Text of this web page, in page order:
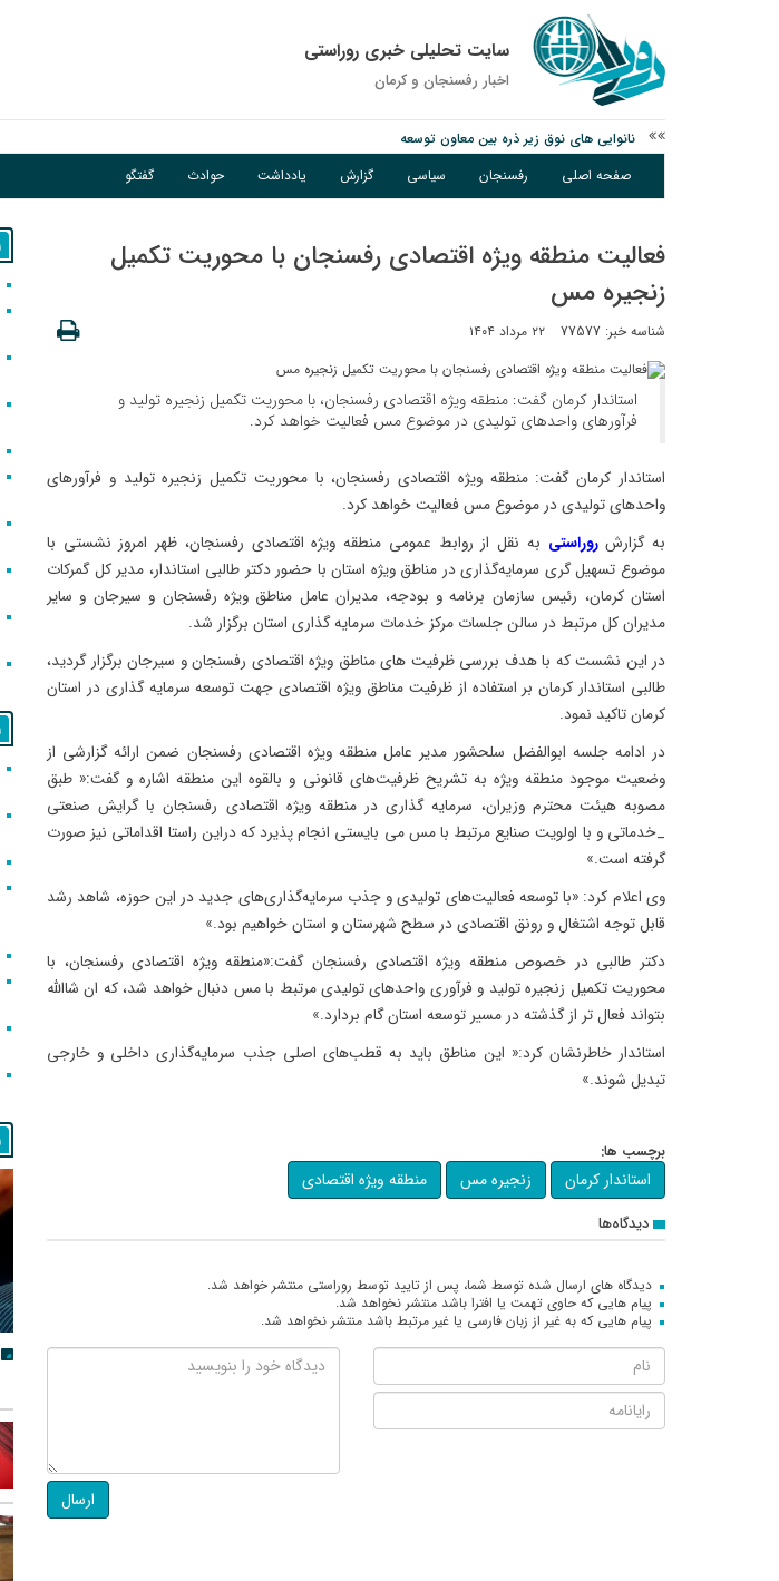
سایت تحلیلی خبری روراستی
اخبار رفسنجان و كرمان
نانوایی های نوق زیر ذره بین معاون توسعه
وزارت اطلاعات: ۲۱ مزدور موساد و ۴ شرور مسلح در کرمان بازداشت شدند
توقیف خودروی حامل چوب جنگلی تاغ در رفسنجان
صفحه اصلی رفسنجان سیاسی گزارش یادداشت حوادث گفتگو
فعالیت منطقه ویژه اقتصادی رفسنجان با محوریت تکمیل
زنجیره مس
شناسه خبر: 77577 ۲۲ مرداد ۱۴۰۴
استاندار کرمان گفت: منطقه ویژه اقتصادی رفسنجان، با محوریت تکمیل زنجیره تولید و
فرآورهای واحدهای تولیدی در موضوع مس فعالیت خواهد‌ کرد.
استاندار کرمان گفت: منطقه ویژه اقتصادی رفسنجان، با محوریت تکمیل زنجیره تولید و فرآورهای
واحدهای تولیدی در موضوع مس فعالیت خواهد‌ کرد.
به گزارشروراستی به نقل از روابط عمومی منطقه ویژه اقتصادی رفسنجان، ظهر امروز نشستی با
موضوع تسهیل گری سرمایه‌گذاری در مناطق ویژه استان با حضور دکتر طالبی استاندار، مدیر کل گمرکات
استان کرمان، رئیس سازمان برنامه و بودجه، مدیران عامل مناطق ویژه رفسنجان و سیرجان و سایر
مدیران کل مرتبط در سالن جلسات مرکز خدمات سرمایه گذاری استان برگزار شد.
در این نشست که با هدف بررسی ظرفیت های مناطق ویژه اقتصادی رفسنجان و سیرجان برگزار گردید،
طالبی استاندار کرمان بر استفاده از ظرفیت مناطق ویژه اقتصادی جهت توسعه سرمایه گذاری در استان
کرمان تاکید نمود.
در ادامه جلسه ابوالفضل سلحشور مدیر عامل منطقه ویژه اقتصادی رفسنجان ضمن ارائه گزارشی از
وضعیت موجود منطقه ویژه به تشریح ظرفیت‌های قانونی و بالقوه این منطقه اشاره و گفت:« طبق
مصوبه هیئت محترم وزیران، سرمایه گذاری در منطقه ویژه اقتصادی رفسنجان با گرایش صنعتی
_خدماتی و با اولویت صنایع مرتبط با مس می بایستی انجام پذیرد که دراین راستا اقداماتی نیز صورت
گرفته است.»
وی اعلام کرد: «با توسعه فعالیت‌های تولیدی و جذب سرمایه‌گذاری‌های جدید در این حوزه، شاهد رشد
قابل توجه اشتغال و رونق اقتصادی در سطح شهرستان و استان خواهیم بود.»
دکتر طالبی در خصوص منطقه ویژه اقتصادی رفسنجان گفت:«منطقه ویژه اقتصادی رفسنجان، با
محوریت تکمیل زنجیره تولید و فرآوری واحدهای تولیدی مرتبط با مس دنبال خواهد شد، که ان شاالله
بتواند فعال تر از گذشته در مسیر توسعه استان گام بردارد.»
استاندار خاطرنشان کرد:« این مناطق باید به قطب‌های اصلی جذب سرمایه‌گذاری داخلی و خارجی
تبدیل شوند.»
برچسب ها:
استاندار کرمان زنجیره مس منطقه ویژه اقتصادی
دیدگاه‌ها
دیدگاه های ارسال شده توسط شما، پس از تایید توسط روراستی منتشر خواهد شد.
پیام هایی که حاوی تهمت یا افترا باشد منتشر نخواهد شد.
پیام هایی که به غیر از زبان فارسی یا غیر مرتبط باشد منتشر نخواهد شد.
ارسال